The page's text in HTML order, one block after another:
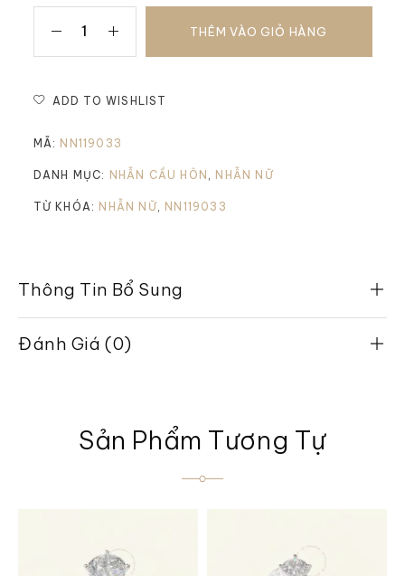
THÊM VÀO GIỎ HÀNG
ADD TO WISHLIST
MÃ: NN119033
DANH MỤC: NHẪN CẦU HÔN NHẪN NỮ
TỪ KHÓA: NHẪN NỮ, NN119033
Thông Tin Bổ Sung
Đánh Giá (0)
Sản Phẩm Tương Tự